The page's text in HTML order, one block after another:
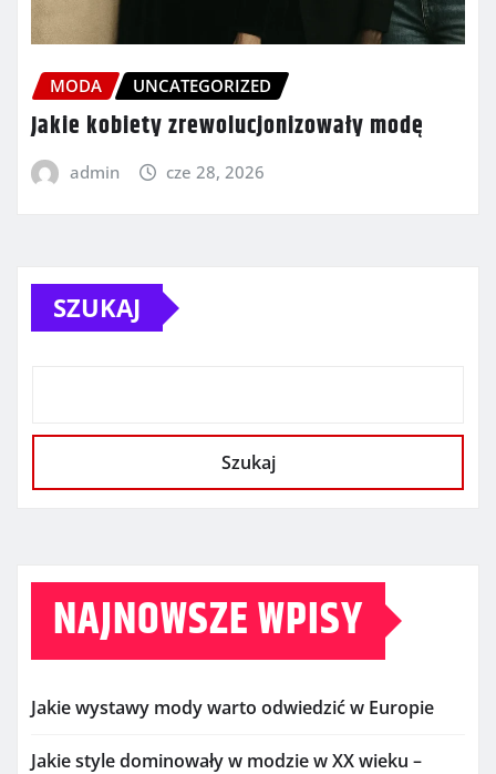
MODA UNCATEGORIZED
Jakie kobiety zrewolucjonizowały modę
admin cze 28, 2026
SZUKAJ
Szukaj
NAJNOWSZE WPISY
Jakie wystawy mody warto odwiedzić w Europie
Jakie style dominowały w modzie w XX wieku –